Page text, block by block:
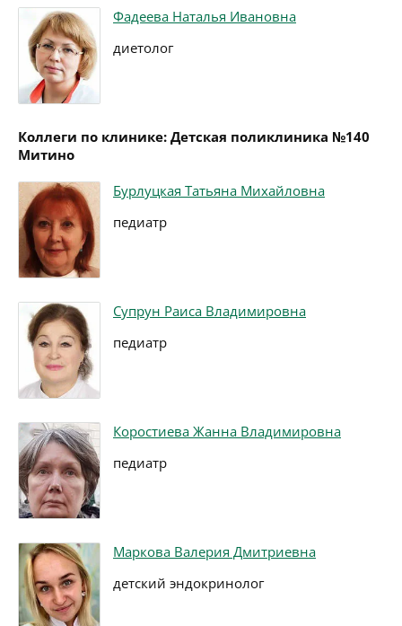
Фадеева Наталья Ивановна
диетолог
Коллеги по клинике: Детская поликлиника №140
Митино
Бурлуцкая Татьяна Михайловна
педиатр
Супрун Раиса Владимировна
педиатр
Коростиева Жанна Владимировна
педиатр
Маркова Валерия Дмитриевна
детский эндокринолог